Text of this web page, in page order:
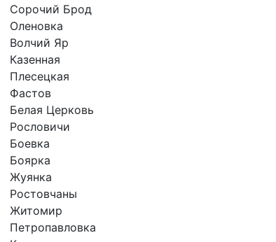
Сорочий Брод
Оленовка
Волчий Яр
Казенная
Плесецкая
Фастов
Белая Церковь
Рословичи
Боевка
Боярка
Жуянка
Ростовчаны
Житомир
Петропавловка